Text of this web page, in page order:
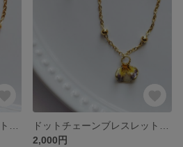
2,000円